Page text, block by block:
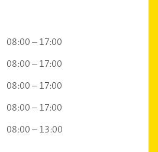
08:00 – 17:00
08:00 – 17:00
08:00 – 17:00
08:00 – 17:00
08:00 – 13:00